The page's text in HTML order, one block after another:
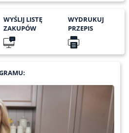
WYŚLIJ LISTĘ
ZAKUPÓW
WYDRUKUJ
PRZEPIS